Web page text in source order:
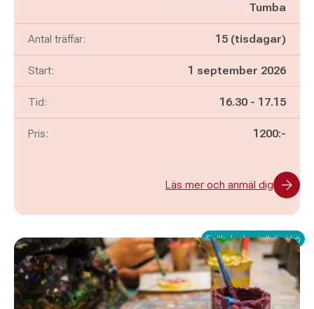
Tumba
Antal träffar: 15 (tisdagar)
Start: 1 september 2026
Tid: Pågår mellan
16.30 - och
17.15
Pris: 1200:-
Läs mer och anmäl dig
Fullbokad - ställ dig i kö